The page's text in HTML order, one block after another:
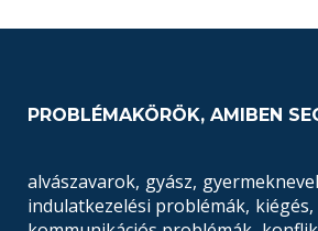
PROBLÉMAKÖRÖK, AMIBEN
alvászavarok, gyász,
indulatkezelési problémák, kiégés,